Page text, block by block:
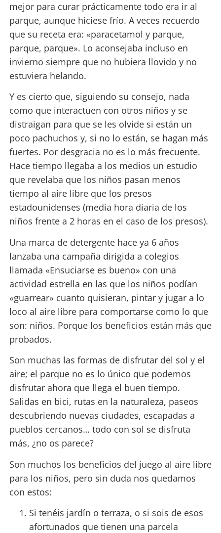
mejor para curar prácticamente todo era ir al
parque, aunque hiciese frío. A veces recuerdo
que su receta era: «paracetamol y parque,
parque, parque». Lo aconsejaba incluso en
invierno siempre que no hubiera llovido y no
estuviera helando.
Y es cierto que, siguiendo su consejo, nada
como que interactuen con otros niños y se
distraigan para que se les olvide si están un
poco pachuchos y, si no lo están, se hagan más
fuertes. Por desgracia no es lo más frecuente.
Hace tiempo llegaba a los medios un estudio
que revelaba que los niños pasan menos
tiempo al aire libre que los presos
estadounidenses (media hora diaria de los
niños frente a 2 horas en el caso de los presos).
Una marca de detergente hace ya 6 años
lanzaba una campaña dirigida a colegios
llamada «Ensuciarse es bueno» con una
actividad estrella en las que los niños podían
«guarrear» cuanto quisieran, pintar y jugar a lo
loco al aire libre para comportarse como lo que
son: niños. Porque los beneficios están más que
probados.
Son muchas las formas de disfrutar del sol y el
aire; el parque no es lo único que podemos
disfrutar ahora que llega el buen tiempo.
Salidas en bici, rutas en la naturaleza, paseos
descubriendo nuevas ciudades, escapadas a
pueblos cercanos… todo con sol se disfruta
más, ¿no os parece?
Son muchos los beneficios del juego al aire libre
para los niños, pero sin duda nos quedamos
con estos:
Si tenéis jardín o terraza, o si sois de esos
afortunados que tienen una parcela